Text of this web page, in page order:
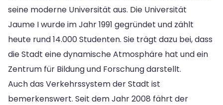
seine moderne Universität aus. Die Universität
Jaume I wurde im Jahr 1991 gegründet und zählt
heute rund 14.000 Studenten. Sie trägt dazu bei, dass
die Stadt eine dynamische Atmosphäre hat und ein
Zentrum für Bildung und Forschung darstellt.
Auch das Verkehrssystem der Stadt ist
bemerkenswert. Seit dem Jahr 2008 fährt der